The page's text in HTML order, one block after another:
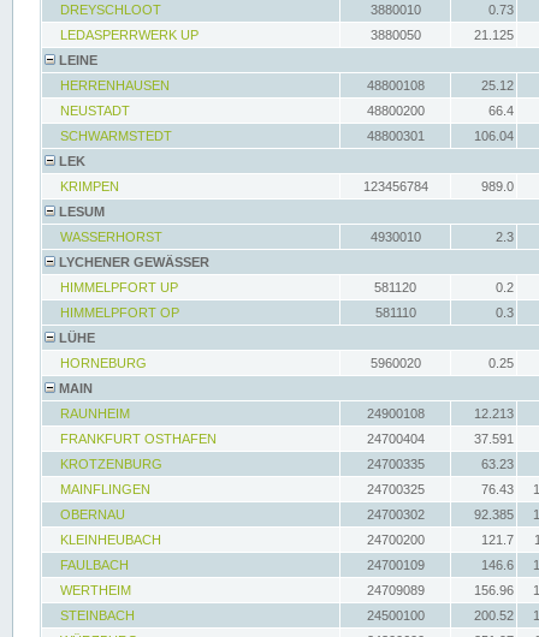
DREYSCHLOOT
3880010
0.73
LEDASPERRWERK UP
3880050
21.125
LEINE
HERRENHAUSEN
48800108
25.12
NEUSTADT
48800200
66.4
SCHWARMSTEDT
48800301
106.04
LEK
KRIMPEN
123456784
989.0
LESUM
WASSERHORST
4930010
2.3
LYCHENER GEWÄSSER
HIMMELPFORT UP
581120
0.2
HIMMELPFORT OP
581110
0.3
LÜHE
HORNEBURG
5960020
0.25
MAIN
RAUNHEIM
24900108
12.213
FRANKFURT OSTHAFEN
24700404
37.591
KROTZENBURG
24700335
63.23
MAINFLINGEN
24700325 76.43
OBERNAU
24700302 92.385
KLEINHEUBACH
24700200 121.7
FAULBACH
24700109 146.6
WERTHEIM
24709089 156.96
STEINBACH
24500100 200.52